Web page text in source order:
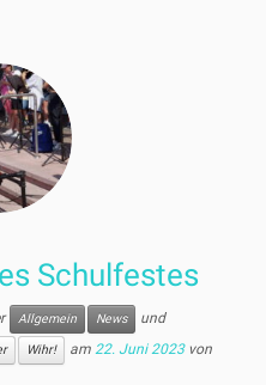
Schulfestes
Allgemein News
und
Wihr! am22. Juni 2023 von